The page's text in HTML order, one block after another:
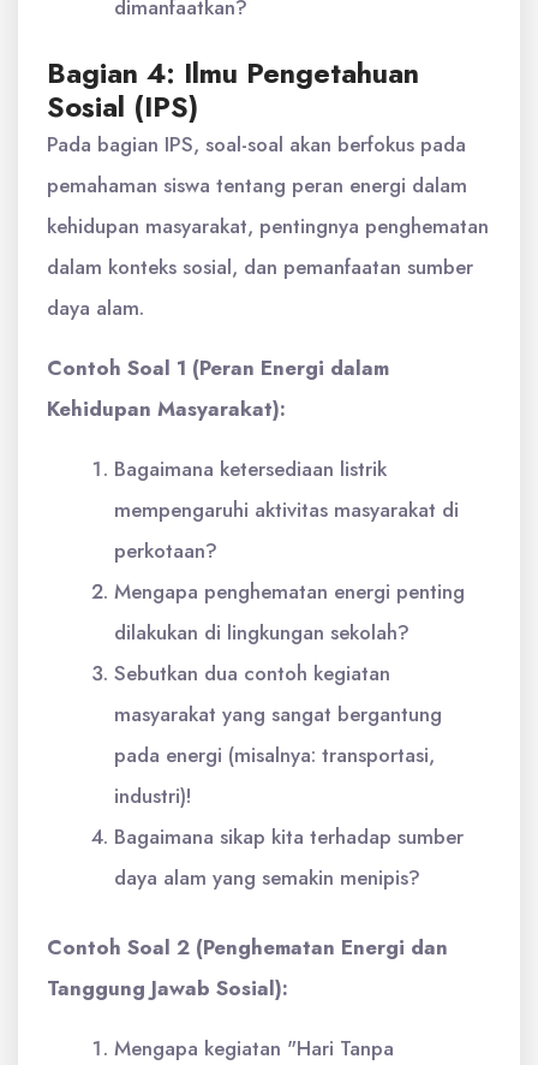
dimanfaatkan?
Bagian 4: Ilmu Pengetahuan
Sosial (IPS)
Pada bagian IPS, soal-soal akan berfokus pada
pemahaman siswa tentang peran energi dalam
kehidupan masyarakat, pentingnya penghematan
dalam konteks sosial, dan pemanfaatan sumber
daya alam.
Contoh Soal 1 (Peran Energi dalam
Kehidupan Masyarakat):
Bagaimana ketersediaan listrik
mempengaruhi aktivitas masyarakat di
perkotaan?
Mengapa penghematan energi penting
dilakukan di lingkungan sekolah?
Sebutkan dua contoh kegiatan
masyarakat yang sangat bergantung
pada energi (misalnya: transportasi,
industri)!
Bagaimana sikap kita terhadap sumber
daya alam yang semakin menipis?
Contoh Soal 2 (Penghematan Energi dan
Tanggung Jawab Sosial):
Mengapa kegiatan "Hari Tanpa